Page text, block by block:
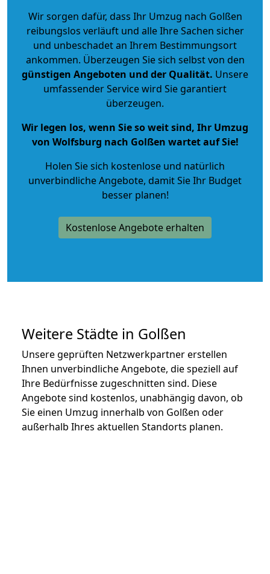
Wir sorgen dafür, dass Ihr Umzug nach Golßen
reibungslos verläuft und alle Ihre Sachen sicher
und unbeschadet an Ihrem Bestimmungsort
ankommen. Überzeugen Sie sich selbst von den
günstigen Angeboten und der Qualität. Unsere
umfassender Service wird Sie garantiert
überzeugen.
Wir legen los, wenn Sie so weit sind, Ihr Umzug
von Wolfsburg nach Golßen wartet auf Sie!
Holen Sie sich kostenlose und natürlich
unverbindliche Angebote, damit Sie Ihr Budget
besser planen!
Kostenlose Angebote erhalten
Weitere Städte in Golßen
Unsere geprüften Netzwerkpartner erstellen
Ihnen unverbindliche Angebote, die speziell auf
Ihre Bedürfnisse zugeschnitten sind. Diese
Angebote sind kostenlos, unabhängig davon, ob
Sie einen Umzug innerhalb von Golßen oder
außerhalb Ihres aktuellen Standorts planen.